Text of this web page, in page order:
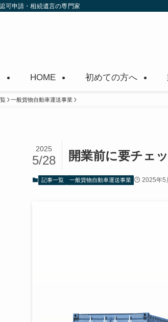
可申請・相続遺言の専門家
HOME 初めての方へ
一般貨物自動車運送事業
開業前に要チェ
2025
5/28
記事一覧 一般貨物自動車運送事業 2025年5